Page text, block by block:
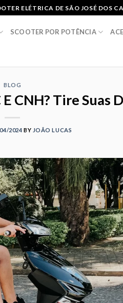
ELÉTRICA DE SÃO JOSÉ DOS
SCOOTER POR POTÊNCIA
BLOG
CNH? Tire Suas
2024 BY JOÃO LUCAS